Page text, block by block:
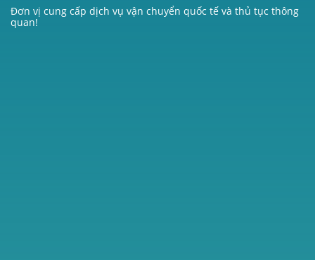
Đơn vị cung cấp dịch vụ vận chuyển quốc tế và thủ tục thông
quan!